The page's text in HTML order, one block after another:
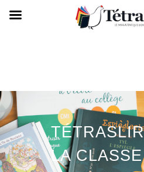
LA CLASSE